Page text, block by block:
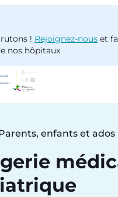
content
! Rejoignez-nous et
nos hôpitaux
Parents, enfants et ados